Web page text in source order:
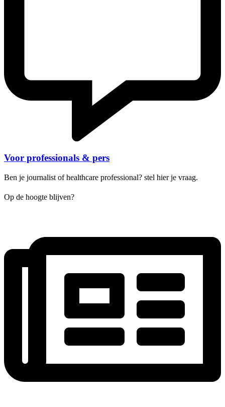
Voor professionals & pers
Ben je journalist of healthcare professional? stel hier je vraag.
Op de hoogte blijven?